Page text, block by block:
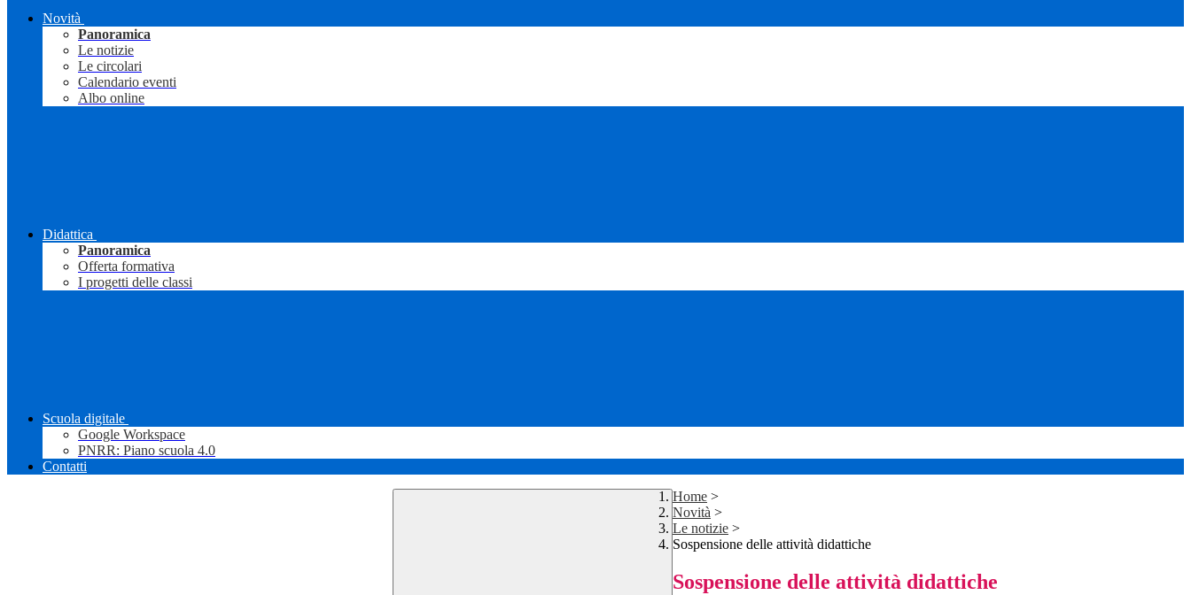
Novità
Panoramica
Le notizie
Le circolari
Calendario eventi
Albo online
Didattica
Panoramica
Offerta formativa
I progetti delle classi
Scuola digitale
Google Workspace
PNRR: Piano scuola 4.0
Contatti
Home >
Novità >
Le notizie >
Sospensione delle attività didattiche
Sospensione delle attività didattiche